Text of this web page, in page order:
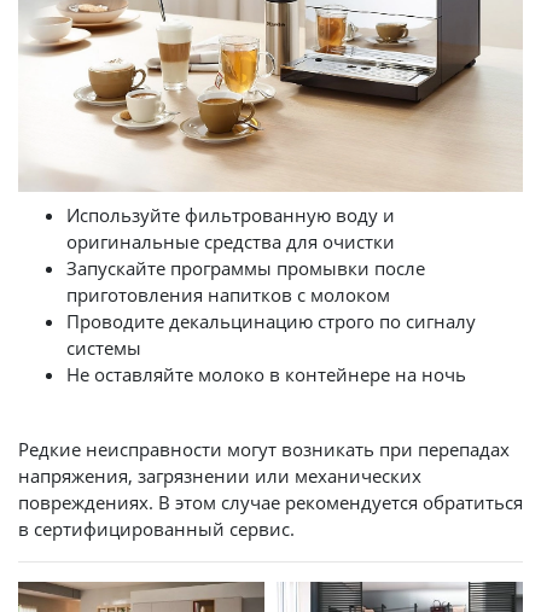
Используйте фильтрованную воду и
оригинальные средства для очистки
Запускайте программы промывки после
приготовления напитков с молоком
Проводите декальцинацию строго по сигналу
системы
Не оставляйте молоко в контейнере на ночь
Редкие неисправности могут возникать при перепадах
напряжения, загрязнении или механических
повреждениях. В этом случае рекомендуется обратиться
в сертифицированный сервис.